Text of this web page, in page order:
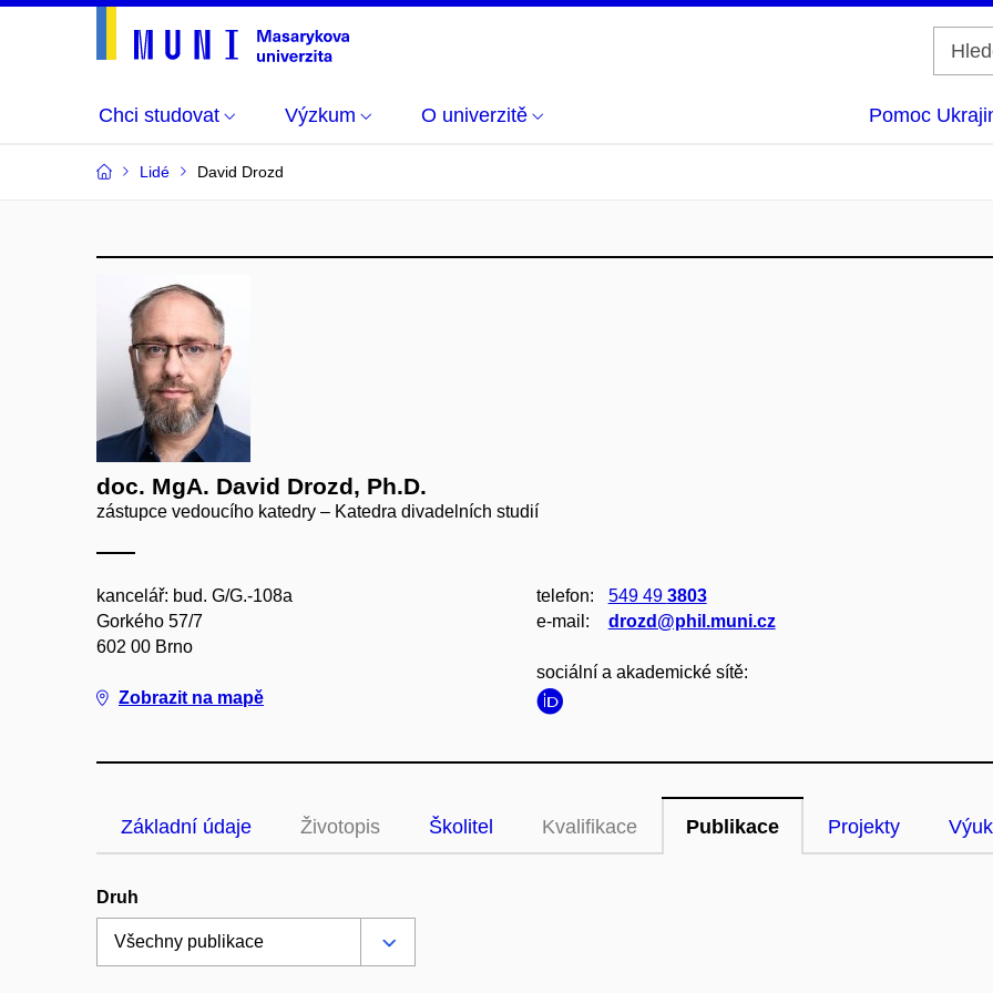
Chci studovat Výzkum O univerzitě Pomoc
Lidé David Drozd
doc. MgA. David Drozd, Ph.D.
zástupce vedoucího katedry – Katedra divadelních studií
kancelář: bud. G/G.-108a
Gorkého 57/7
602 00 Brno
Zobrazit na mapě
telefon: 549 49 3803
e‑mail:
drozd@phil.muni.cz
sociální a akademické sítě:
Základní údaje Životopis Školitel Kvalifikace Publikace Projekty
Druh